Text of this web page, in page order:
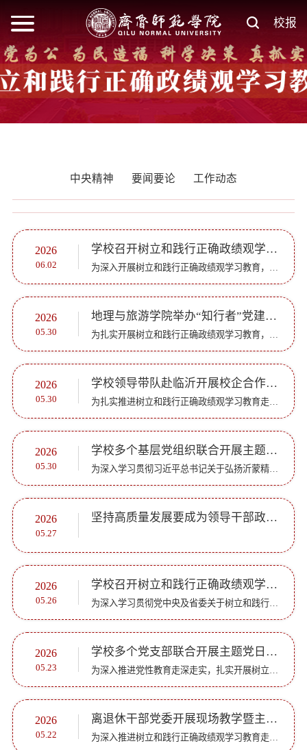
校报
中央精神 要闻要论 工作动态
2026
06.02
学校召开树立和践行正确政绩观学习教育专题报告会
2026
05.30
地理与旅游学院举办“知行者”党建工作沙龙
2026
05.30
学校领导带队赴临沂开展校企合作交流暨访企拓岗活动
2026
05.30
学校多个基层党组织联合开展主题党日暨党性教育活动
2026
05.27
坚持高质量发展要成为领导干部政绩观的重要内容（深入学习贯彻习近平新时代中国特色社会主义思想）
2026
05.26
学校召开树立和践行正确政绩观学习教育调度会
2026
05.23
学校多个党支部联合开展主题党日活动
2026
05.22
离退休干部党委开展现场教学暨主题党日活动